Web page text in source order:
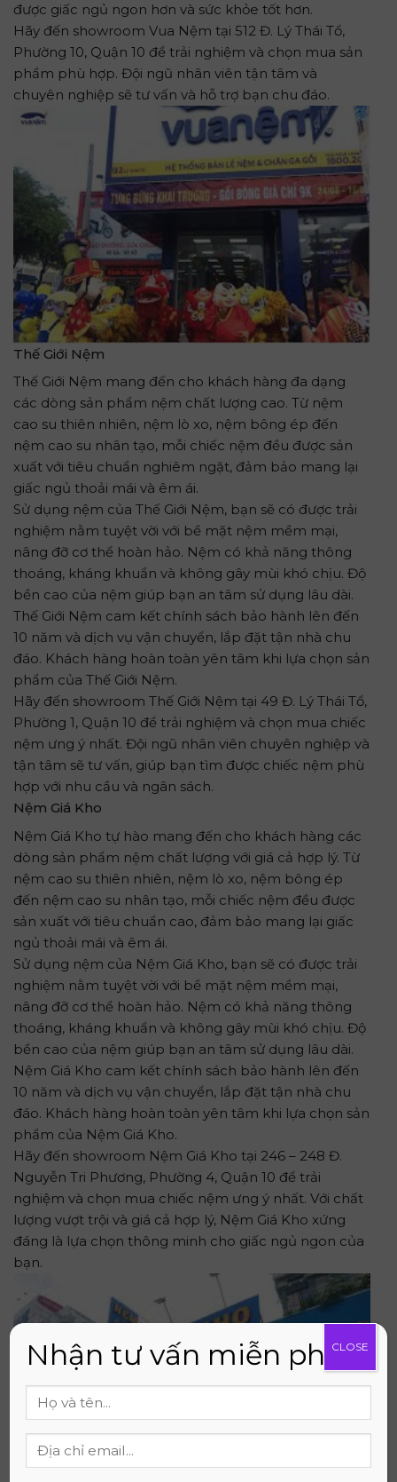
được giấc ngủ ngon hơn và sức khỏe tốt hơn.
Hãy đến showroom Vua Nệm tại 512 Đ. Lý Thái Tổ,
Phường 10, Quận 10 để trải nghiệm và chọn mua sản
phẩm phù hợp. Đội ngũ nhân viên tận tâm và
chuyên nghiệp sẽ tư vấn và hỗ trợ bạn chu đáo.
Thế Giới Nệm
Thế Giới Nệm mang đến cho khách hàng đa dạng
các dòng sản phẩm nệm chất lượng cao. Từ nệm
cao su thiên nhiên, nệm lò xo, nệm bông ép đến
nệm cao su nhân tạo, mỗi chiếc nệm đều được sản
xuất với tiêu chuẩn nghiêm ngặt, đảm bảo mang lại
giấc ngủ thoải mái và êm ái.
Sử dụng nệm của Thế Giới Nệm, bạn sẽ có được trải
nghiệm nằm tuyệt vời với bề mặt nệm mềm mại,
nâng đỡ cơ thể hoàn hảo. Nệm có khả năng thông
thoáng, kháng khuẩn và không gây mùi khó chịu. Độ
bền cao của nệm giúp bạn an tâm sử dụng lâu dài.
Thế Giới Nệm cam kết chính sách bảo hành lên đến
10 năm và dịch vụ vận chuyển, lắp đặt tận nhà chu
đáo. Khách hàng hoàn toàn yên tâm khi lựa chọn sản
phẩm của Thế Giới Nệm.
Hãy đến showroom Thế Giới Nệm tại 49 Đ. Lý Thái Tổ,
Phường 1, Quận 10 để trải nghiệm và chọn mua chiếc
nệm ưng ý nhất. Đội ngũ nhân viên chuyên nghiệp và
tận tâm sẽ tư vấn, giúp bạn tìm được chiếc nệm phù
hợp với nhu cầu và ngân sách.
Nệm Giá Kho
Nệm Giá Kho tự hào mang đến cho khách hàng các
dòng sản phẩm nệm chất lượng với giá cả hợp lý. Từ
nệm cao su thiên nhiên, nệm lò xo, nệm bông ép
đến nệm cao su nhân tạo, mỗi chiếc nệm đều được
sản xuất với tiêu chuẩn cao, đảm bảo mang lại giấc
ngủ thoải mái và êm ái.
Sử dụng nệm của Nệm Giá Kho, bạn sẽ có được trải
nghiệm nằm tuyệt vời với bề mặt nệm mềm mại,
nâng đỡ cơ thể hoàn hảo. Nệm có khả năng thông
thoáng, kháng khuẩn và không gây mùi khó chịu. Độ
bền cao của nệm giúp bạn an tâm sử dụng lâu dài.
Nệm Giá Kho cam kết chính sách bảo hành lên đến
10 năm và dịch vụ vận chuyển, lắp đặt tận nhà chu
đáo. Khách hàng hoàn toàn yên tâm khi lựa chọn sản
phẩm của Nệm Giá Kho.
Hãy đến showroom Nệm Giá Kho tại 246 – 248 Đ.
Nguyễn Tri Phương, Phường 4, Quận 10 để trải
nghiệm và chọn mua chiếc nệm ưng ý nhất. Với chất
lượng vượt trội và giá cả hợp lý, Nệm Giá Kho xứng
đáng là lựa chọn thông minh cho giấc ngủ ngon của
bạn.
Nhận tư vấn miễn phíCLOSE